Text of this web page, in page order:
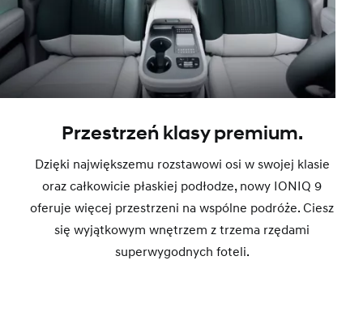
Przestrzeń klasy premium.
Dzięki największemu rozstawowi osi w swojej klasie
oraz całkowicie płaskiej podłodze, nowy IONIQ 9
oferuje więcej przestrzeni na wspólne podróże. Ciesz
się wyjątkowym wnętrzem z trzema rzędami
superwygodnych foteli.